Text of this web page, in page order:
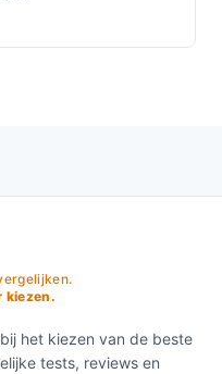
kiezen.
het kiezen van de beste
tests, reviews en